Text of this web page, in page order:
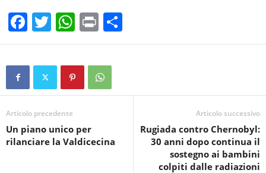
F
a
c
b
o
o
T
wi
tt
W
h
at
s
A
p
Pr
in
t
o
vi
Articolo precedente
Un piano unico per
rilanciare la Valdicecina
Articolo successivo
Rugiada contro Chernobyl:
30 anni dopo continua il
sostegno ai bambini
colpiti dalle radiazioni